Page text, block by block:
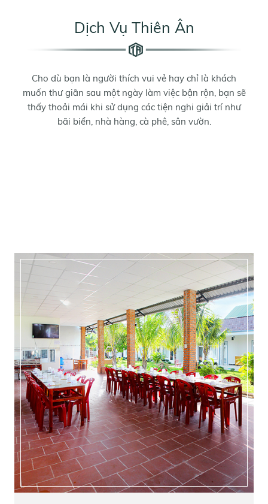
Dịch Vụ Thiên Ân
Cho dù bạn là người thích vui vẻ hay chỉ là khách
muốn thư giãn sau một ngày làm việc bận rộn, bạn sẽ
thấy thoải mái khi sử dụng các tiện nghi giải trí như
bãi biển, nhà hàng, cà phê, sân vườn.